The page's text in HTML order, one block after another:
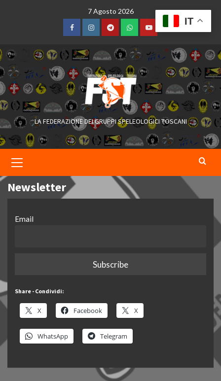
7 Agosto 2026
FacebookInstagramTelegramWhatsAppYouTube
LA FEDERAZIONE DEI GRUPPI SPELEOLOGICI TOSCANI
Menu
Newsletter
Email
Share - Condividi:
X Facebook X
WhatsApp Telegram
IT